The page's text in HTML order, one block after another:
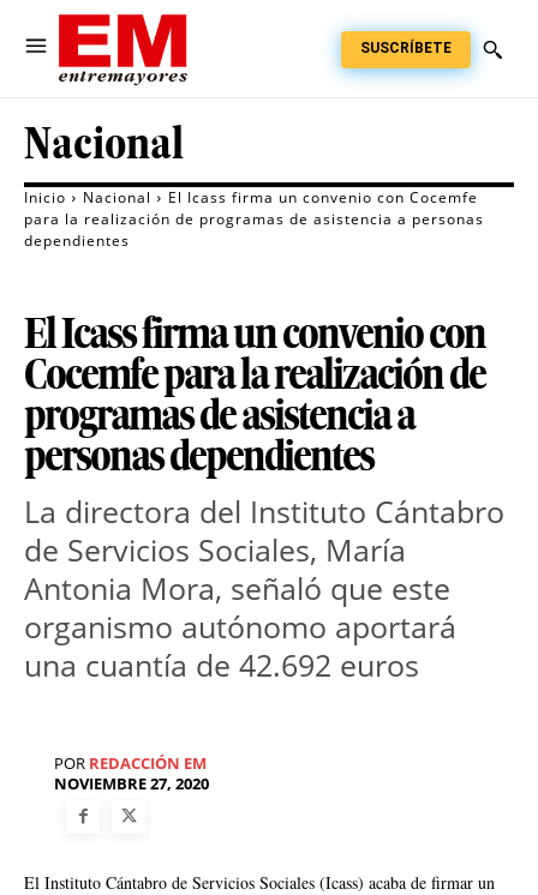
SUSCRÍBETE
Nacional
Inicio Nacional
El Icass firma un convenio con Cocemfe
para la realización de programas de asistencia a personas
dependientes
El Icass firma un convenio con
Cocemfe para la realización de
programas de asistencia a
personas dependientes
La directora del Instituto Cántabro
de Servicios Sociales, María
Antonia Mora, señaló que este
organismo autónomo aportará
una cuantía de 42.692 euros
POR REDACCIÓN EM
NOVIEMBRE 27, 2020
El Instituto Cántabro de Servicios Sociales (Icass) acaba de firmar un